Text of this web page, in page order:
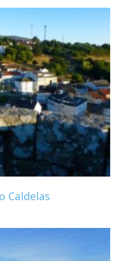
Caldelas